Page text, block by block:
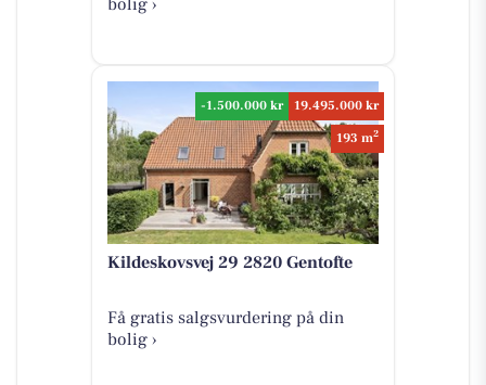
-1.500.000 kr
19.495.000 kr
193 m2
Kildeskovsvej 29 2820 Gentofte
Få gratis salgsvurdering på din
bolig ›